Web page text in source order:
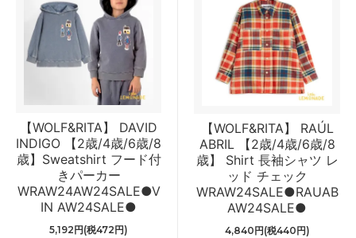
【WOLF&RITA】 DAVID
INDIGO 【2歳/4歳/6歳/8
歳】Sweatshirt フード付
きパーカー
WRAW24AW24SALE●V
IN AW24SALE●
5,192円(税472円)
【WOLF&RITA】 RAÚL
ABRIL 【2歳/4歳/6歳/8
歳】 Shirt 長袖シャツ レ
ッド チェック
WRAW24SALE●RAUAB
AW24SALE●
4,840円(税440円)